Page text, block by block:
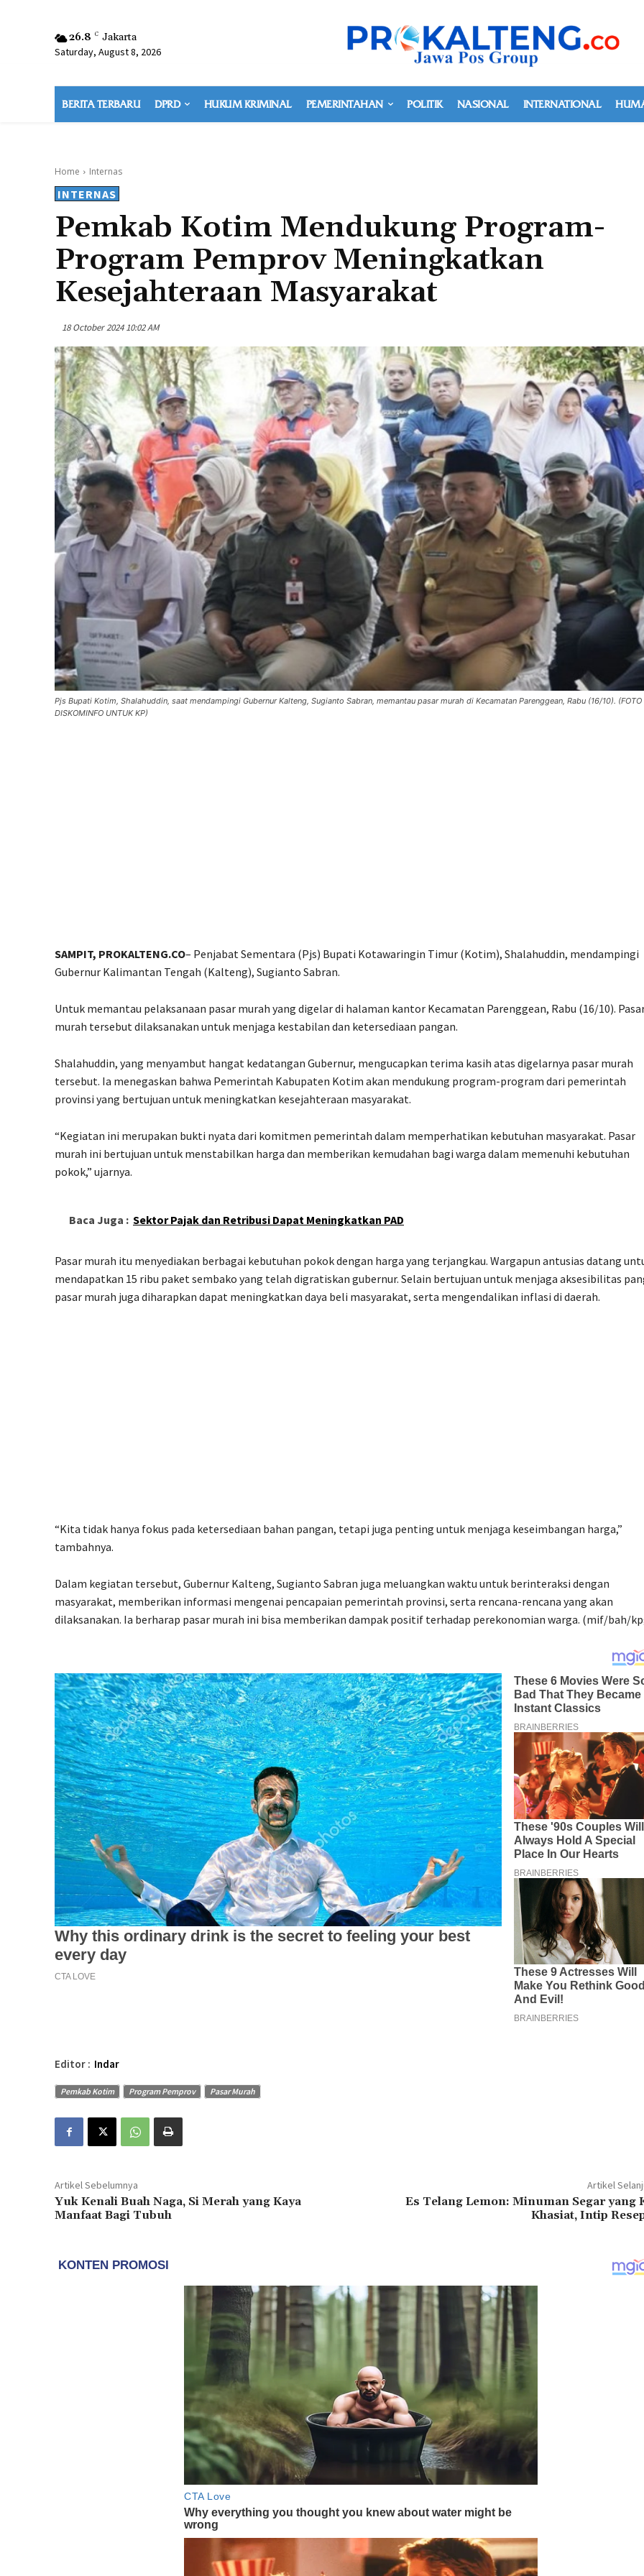
26.8 C Jakarta
Saturday, August 8, 2026
BERITA TERBARU DPRD HUKUM KRIMINAL PEMERINTAHAN POLITIK NASIONAL INTERNATIONAL
Home Internas
INTERNAS
Pemkab Kotim Mendukung Program-
Program Pemprov Meningkatkan
Kesejahteraan Masyarakat
18 October 2024 10:02 AM
Pjs Bupati Kotim, Shalahuddin, saat mendampingi Gubernur Kalteng, Sugianto Sabran, memantau pasar murah di Kecamatan Parenggean, Rabu (16/10). (FOTO
DISKOMINFO UNTUK KP)
SAMPIT, PROKALTENG.CO– Penjabat Sementara (Pjs) Bupati Kotawaringin Timur (Kotim), Shalahuddin, mendampingi
Gubernur Kalimantan Tengah (Kalteng), Sugianto Sabran.
Untuk memantau pelaksanaan pasar murah yang digelar di halaman kantor Kecamatan Parenggean, Rabu (16/10).
murah tersebut dilaksanakan untuk menjaga kestabilan dan ketersediaan pangan.
Shalahuddin, yang menyambut hangat kedatangan Gubernur, mengucapkan terima kasih atas digelarnya pasar murah
tersebut. Ia menegaskan bahwa Pemerintah Kabupaten Kotim akan mendukung program-program dari pemerintah
provinsi yang bertujuan untuk meningkatkan kesejahteraan masyarakat.
“Kegiatan ini merupakan bukti nyata dari komitmen pemerintah dalam memperhatikan kebutuhan masyarakat. Pasar
murah ini bertujuan untuk menstabilkan harga dan memberikan kemudahan bagi warga dalam memenuhi kebutuhan
pokok,” ujarnya.
Baca Juga : Sektor Pajak dan Retribusi Dapat Meningkatkan PAD
Pasar murah itu menyediakan berbagai kebutuhan pokok dengan harga yang terjangkau. Wargapun antusias datang
mendapatkan 15 ribu paket sembako yang telah digratiskan gubernur. Selain bertujuan untuk menjaga aksesibilitas
pasar murah juga diharapkan dapat meningkatkan daya beli masyarakat, serta mengendalikan inflasi di daerah.
“Kita tidak hanya fokus pada ketersediaan bahan pangan, tetapi juga penting untuk menjaga keseimbangan harga,”
tambahnya.
Dalam kegiatan tersebut, Gubernur Kalteng, Sugianto Sabran juga meluangkan waktu untuk berinteraksi dengan
masyarakat, memberikan informasi mengenai pencapaian pemerintah provinsi, serta rencana-rencana yang akan
dilaksanakan. Ia berharap pasar murah ini bisa memberikan dampak positif terhadap perekonomian warga. (mif/bah/
Editor : Indar
Pemkab Kotim Program Pemprov Pasar Murah
Artikel Sebelumnya
Yuk Kenali Buah Naga, Si Merah yang Kaya
Manfaat Bagi Tubuh
Artikel
Es Telang Lemon: Minuman Segar yang
Khasiat, Intip